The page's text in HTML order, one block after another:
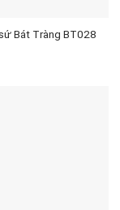
Bát Tràng BT028